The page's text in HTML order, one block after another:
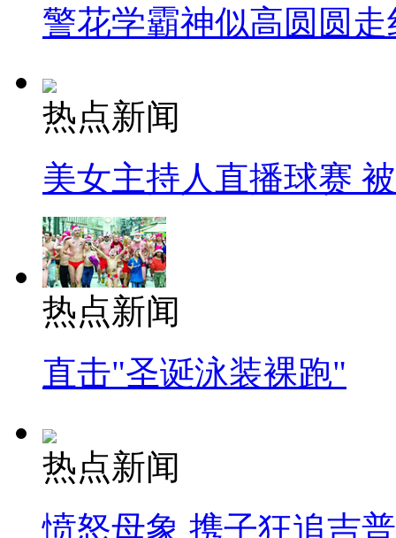
警花学霸神似高圆圆走
热点新闻
美女主持人直播球赛
热点新闻
直击"圣诞泳装裸跑"
热点新闻
愤怒母象 携子狂追吉